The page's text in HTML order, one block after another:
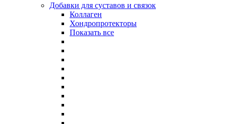
Добавки для суставов и связок
Коллаген
Хондропротекторы
Показать все